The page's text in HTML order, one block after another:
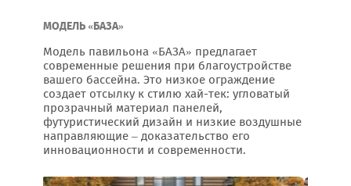
МОДЕЛЬ «БАЗА»
Модель павильона «БАЗА» предлагает
современные решения при благоустройстве
вашего бассейна. Это низкое ограждение
создает отсылку к стилю хай-тек: угловатый
прозрачный материал панелей,
футуристический дизайн и низкие воздушные
направляющие – доказательство его
инновационности и современности.